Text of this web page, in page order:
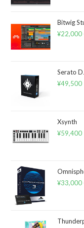
Bitwig
¥22,000
Serato
¥49,500
Xsynth
¥59,400
¥33,000